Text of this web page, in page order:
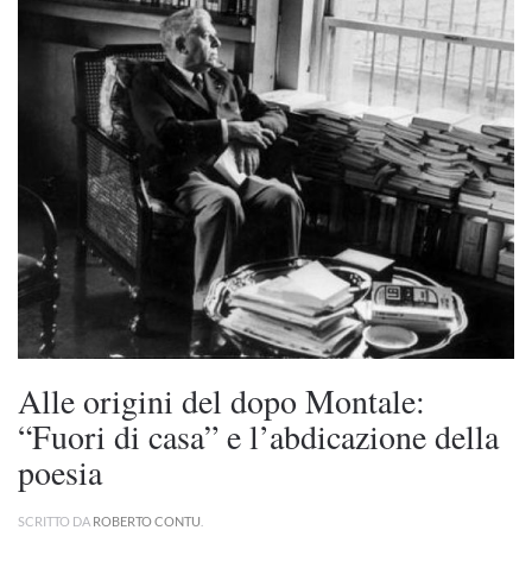
Alle origini del dopo Montale:
“Fuori di casa” e l’abdicazione della
poesia
SCRITTO DA ROBERTO CONTU